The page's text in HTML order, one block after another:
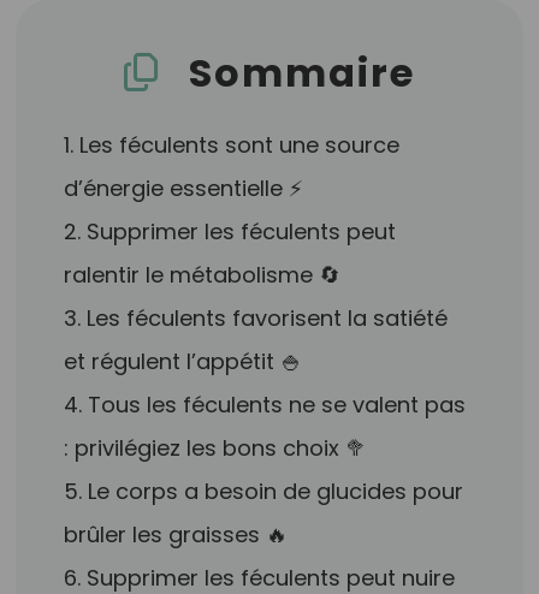
Sommaire
1. Les féculents sont une source
d’énergie essentielle ⚡
2. Supprimer les féculents peut
ralentir le métabolisme 🔄
3. Les féculents favorisent la satiété
et régulent l’appétit 🍚
4. Tous les féculents ne se valent pas
: privilégiez les bons choix 🥦
5. Le corps a besoin de glucides pour
brûler les graisses 🔥
6. Supprimer les féculents peut nuire